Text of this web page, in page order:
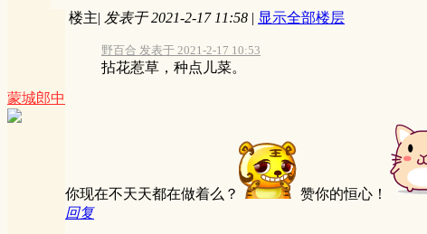
蒙城郎中
楼主| 发表于 2021-2-17 11:58 | 显示全部楼层
野百合 发表于 2021-2-17 10:53
拈花惹草，种点儿菜。
你现在不天天都在做着么？
赞你的恒心！
回复